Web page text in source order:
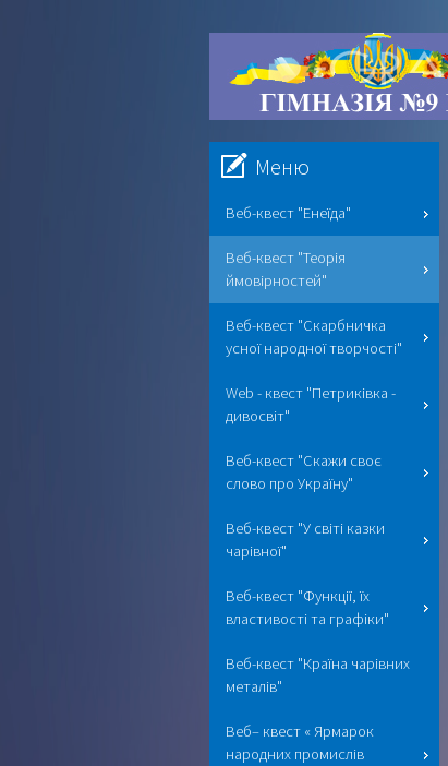
Меню
Веб-квест "Енеїда"
Веб-квест "Теорія
ймовірностей"
Веб-квест "Скарбничка
усної народної творчості"
Web - квест "Петриківка -
дивосвіт"
Веб-квест "Скажи своє
слово про Україну"
Веб-квест "У світі казки
чарівної"
Веб-квест "Функції, їх
властивості та графіки"
Веб-квест "Країна чарівних
металів"
Веб– квест « Ярмарок
народних промислів